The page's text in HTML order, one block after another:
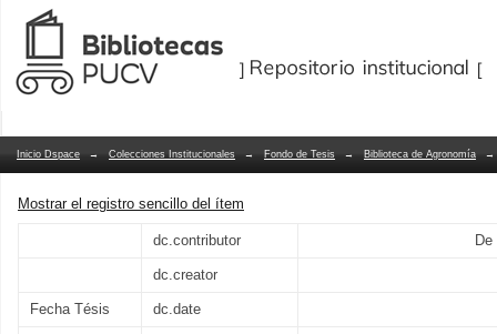
Desarrollo de productos crudos de
Repositorio Dspace/Manakin
Inicio Dspace → Colecciones Institucionales → Fondo de Tesis → Biblioteca de Agronomía →
Mostrar el registro sencillo del ítem
dc.contributor
dc.creator
Fecha Tésis dc.date